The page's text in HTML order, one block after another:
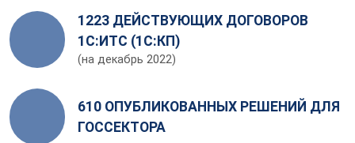
1223 ДЕЙСТВУЮЩИХ ДОГОВОРОВ
1С:ИТС (1С:КП)
(на декабрь 2022)
610 ОПУБЛИКОВАННЫХ РЕШЕНИЙ ДЛЯ
ГОССЕКТОРА